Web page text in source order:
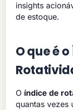
insights
de estoque.
O que é
O índice de
quantas vezes